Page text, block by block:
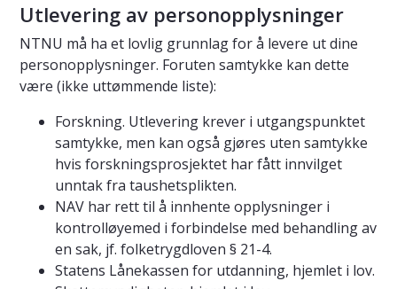
Utlevering av personopplysninger
NTNU må ha et lovlig grunnlag for å levere ut dine
personopplysninger. Foruten samtykke kan dette
være (ikke uttømmende liste):
Forskning. Utlevering krever i utgangspunktet
samtykke, men kan også gjøres uten samtykke
hvis forskningsprosjektet har fått innvilget
unntak fra taushetsplikten.
NAV har rett til å innhente opplysninger i
kontrolløyemed i forbindelse med behandling av
en sak, jf. folketrygdloven § 21-4.
Statens Lånekassen for utdanning, hjemlet i lov.